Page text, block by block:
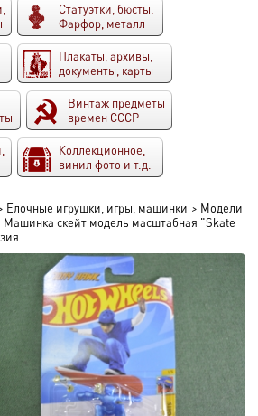
Статуэтки, бюсты.
Фарфор, металл
Плакаты, архивы,
документы, карты
Винтаж предметы
времен СССР
Коллекционное,
винил фото и т.д.
Елочные игрушки, игры, машинки > Модели
Машинка скейт модель масштабная "Skate